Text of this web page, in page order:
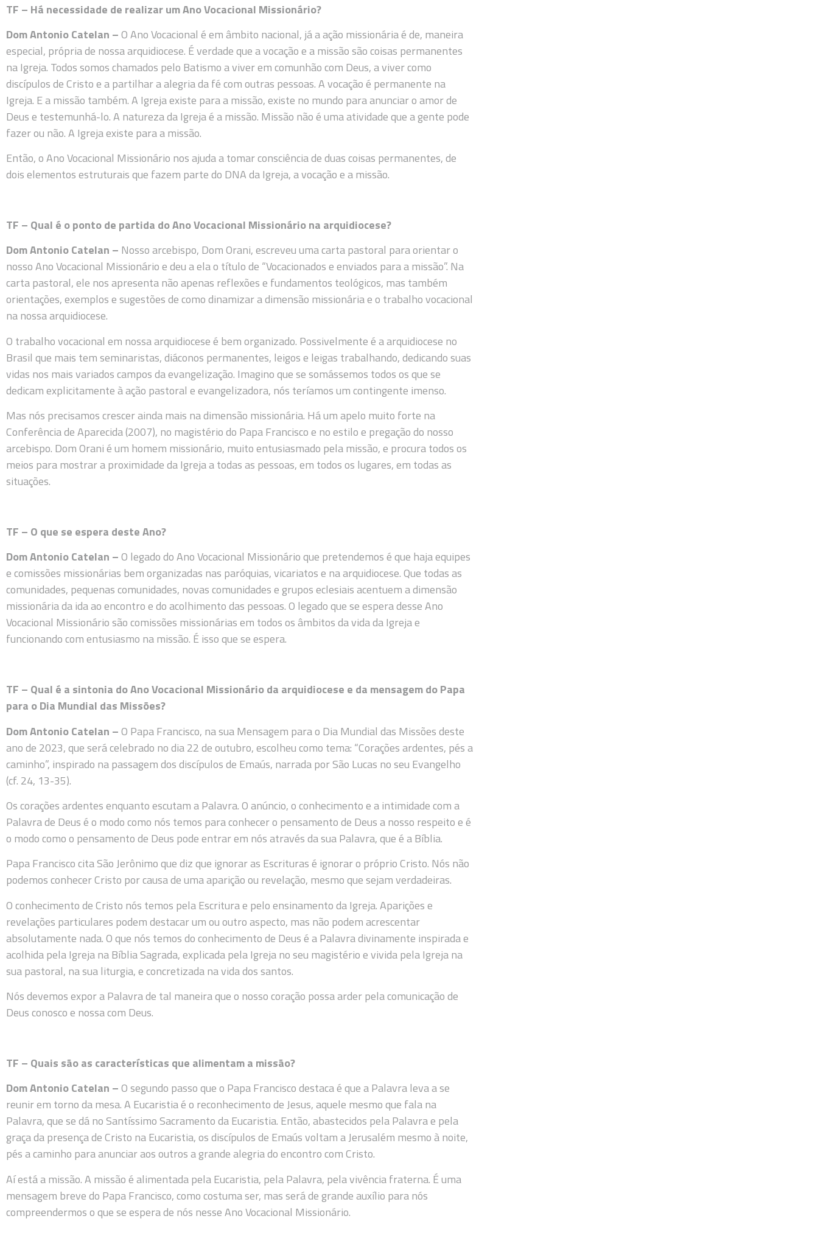
TF – Há necessidade de realizar um Ano Vocacional Missionário?
Dom Antonio Catelan –O Ano Vocacional é em âmbito nacional, já a ação missionária é de, maneira
especial, própria de nossa arquidiocese. É verdade que a vocação e a missão são coisas permanentes
na Igreja. Todos somos chamados pelo Batismo a viver em comunhão com Deus, a viver como
discípulos de Cristo e a partilhar a alegria da fé com outras pessoas. A vocação é permanente na
Igreja. E a missão também. A Igreja existe para a missão, existe no mundo para anunciar o amor de
Deus e testemunhá-lo. A natureza da Igreja é a missão. Missão não é uma atividade que a gente pode
fazer ou não. A Igreja existe para a missão.
Então, o Ano Vocacional Missionário nos ajuda a tomar consciência de duas coisas permanentes, de
dois elementos estruturais que fazem parte do DNA da Igreja, a vocação e a missão.
TF – Qual é o ponto de partida do Ano Vocacional Missionário na arquidiocese?
Dom Antonio Catelan – Nosso arcebispo, Dom Orani, escreveu uma carta pastoral para orientar o
nosso Ano Vocacional Missionário e deu a ela o título de “Vocacionados e enviados para a missão”. Na
carta pastoral, ele nos apresenta não apenas reflexões e fundamentos teológicos, mas também
orientações, exemplos e sugestões de como dinamizar a dimensão missionária e o trabalho vocacional
na nossa arquidiocese.
O trabalho vocacional em nossa arquidiocese é bem organizado. Possivelmente é a arquidiocese no
Brasil que mais tem seminaristas, diáconos permanentes, leigos e leigas trabalhando, dedicando suas
vidas nos mais variados campos da evangelização. Imagino que se somássemos todos os que se
dedicam explicitamente à ação pastoral e evangelizadora, nós teríamos um contingente imenso.
Mas nós precisamos crescer ainda mais na dimensão missionária. Há um apelo muito forte na
Conferência de Aparecida (2007), no magistério do Papa Francisco e no estilo e pregação do nosso
arcebispo. Dom Orani é um homem missionário, muito entusiasmado pela missão, e procura todos os
meios para mostrar a proximidade da Igreja a todas as pessoas, em todos os lugares, em todas as
situações.
TF – O que se espera deste Ano?
Dom Antonio Catelan –O legado do Ano Vocacional Missionário que pretendemos é que haja equipes
e comissões missionárias bem organizadas nas paróquias, vicariatos e na arquidiocese. Que todas as
comunidades, pequenas comunidades, novas comunidades e grupos eclesiais acentuem a dimensão
missionária da ida ao encontro e do acolhimento das pessoas. O legado que se espera desse Ano
Vocacional Missionário são comissões missionárias em todos os âmbitos da vida da Igreja e
funcionando com entusiasmo na missão. É isso que se espera.
TF – Qual é a sintonia do Ano Vocacional Missionário da arquidiocese e da mensagem do Papa
para o Dia Mundial das Missões?
Dom Antonio Catelan –O Papa Francisco, na sua Mensagem para o Dia Mundial das Missões deste
ano de 2023, que será celebrado no dia 22 de outubro, escolheu como tema: “Corações ardentes, pés a
caminho”, inspirado na passagem dos discípulos de Emaús, narrada por São Lucas no seu Evangelho
(cf. 24, 13-35).
Os corações ardentes enquanto escutam a Palavra. O anúncio, o conhecimento e a intimidade com a
Palavra de Deus é o modo como nós temos para conhecer o pensamento de Deus a nosso respeito e é
o modo como o pensamento de Deus pode entrar em nós através da sua Palavra, que é a Bíblia.
Papa Francisco cita São Jerônimo que diz que ignorar as Escrituras é ignorar o próprio Cristo. Nós não
podemos conhecer Cristo por causa de uma aparição ou revelação, mesmo que sejam verdadeiras.
O conhecimento de Cristo nós temos pela Escritura e pelo ensinamento da Igreja. Aparições e
revelações particulares podem destacar um ou outro aspecto, mas não podem acrescentar
absolutamente nada. O que nós temos do conhecimento de Deus é a Palavra divinamente inspirada e
acolhida pela Igreja na Bíblia Sagrada, explicada pela Igreja no seu magistério e vivida pela Igreja na
sua pastoral, na sua liturgia, e concretizada na vida dos santos.
Nós devemos expor a Palavra de tal maneira que o nosso coração possa arder pela comunicação de
Deus conosco e nossa com Deus.
TF – Quais são as características que alimentam a missão?
Dom Antonio Catelan –O segundo passo que o Papa Francisco destaca é que a Palavra leva a se
reunir em torno da mesa. A Eucaristia é o reconhecimento de Jesus, aquele mesmo que fala na
Palavra, que se dá no Santíssimo Sacramento da Eucaristia. Então, abastecidos pela Palavra e pela
graça da presença de Cristo na Eucaristia, os discípulos de Emaús voltam a Jerusalém mesmo à noite,
pés a caminho para anunciar aos outros a grande alegria do encontro com Cristo.
Aí está a missão. A missão é alimentada pela Eucaristia, pela Palavra, pela vivência fraterna. É uma
mensagem breve do Papa Francisco, como costuma ser, mas será de grande auxílio para nós
compreendermos o que se espera de nós nesse Ano Vocacional Missionário.